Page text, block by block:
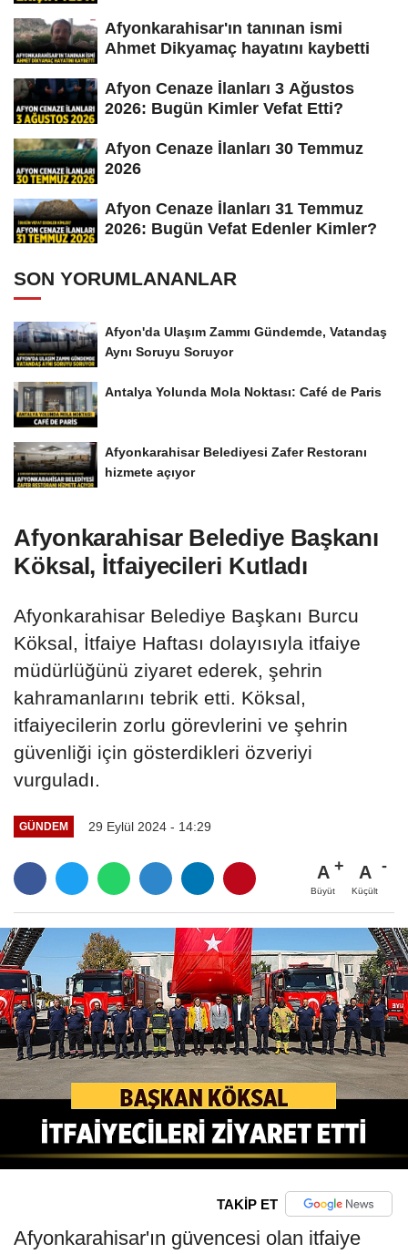
Afyonkarahisar'ın tanınan ismi
Ahmet Dikyamaç hayatını kaybetti
Afyon Cenaze İlanları 3 Ağustos
2026: Bugün Kimler Vefat Etti?
Afyon Cenaze İlanları 30 Temmuz
2026
Afyon Cenaze İlanları 31 Temmuz
2026: Bugün Vefat Edenler Kimler?
SON YORUMLANANLAR
Afyon'da Ulaşım Zammı Gündemde, Vatandaş
Aynı Soruyu Soruyor
Antalya Yolunda Mola Noktası: Café de Paris
Afyonkarahisar Belediyesi Zafer Restoranı
hizmete açıyor
Afyonkarahisar Belediye Başkanı
Köksal, İtfaiyecileri Kutladı
Afyonkarahisar Belediye Başkanı Burcu
Köksal, İtfaiye Haftası dolayısıyla itfaiye
müdürlüğünü ziyaret ederek, şehrin
kahramanlarını tebrik etti. Köksal,
itfaiyecilerin zorlu görevlerini ve şehrin
güvenliği için gösterdikleri özveriyi
vurguladı.
GÜNDEM 29 Eylül 2024 - 14:29
A
Büyüt
A
Küçült
TAKİP ET
Afyonkarahisar'ın güvencesi olan itfaiye